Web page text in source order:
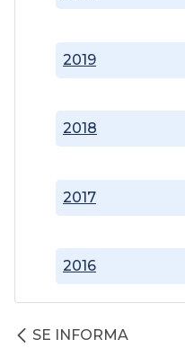
2016
2017
2018
2019
SE INFORMA